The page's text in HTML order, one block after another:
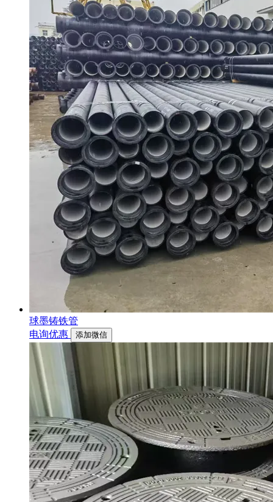
球墨铸铁管
电询优惠
添加微信